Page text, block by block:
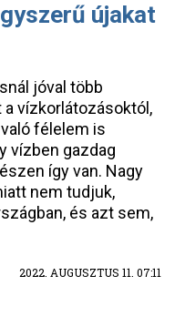
újakat
jóval több
vízkorlátozásoktól,
félelem is
vízben gazdag
így van. Nagy
nem tudjuk,
és azt sem,
2022. AUGUSZTUS 11. 07:11